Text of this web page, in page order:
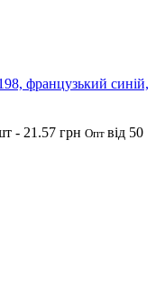
французький синій,
- 21.57 грн Опт від 50